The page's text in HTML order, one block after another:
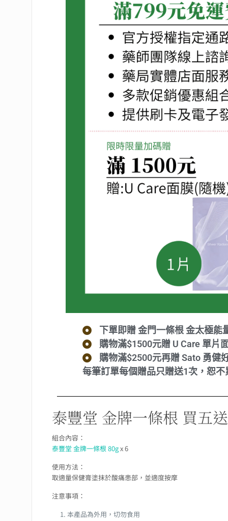
下單即贈 金門一條根 金太極能
購物滿$1500元贈 U Care 單片
購物滿$2500元再贈 Sato 勇健
每筆訂單每個贈品只贈送1次，恕
泰豐堂 金牌一條根 買五
組合內容：
泰豐堂 金牌一條根 80gx 6
使用方法：
取適量保健膏塗抹於酸痛患部，並適度按摩
注意事項：
本產品為外用，切勿食用